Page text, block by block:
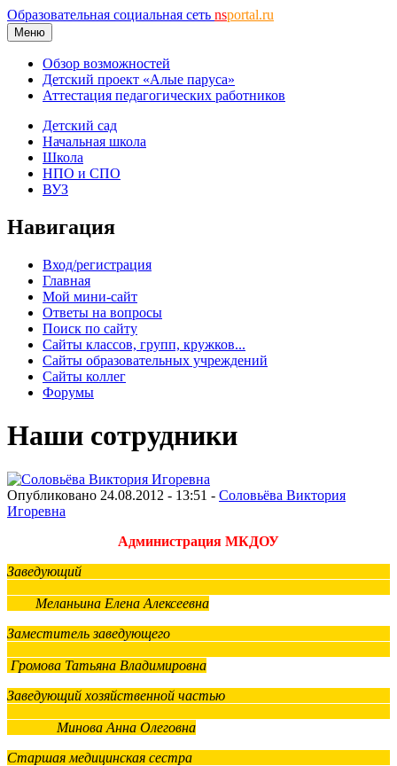
Образовательная социальная сеть nsportal.ru
Меню
Обзор возможностей
Детский проект «Алые паруса»
Аттестация педагогических работников
Детский сад
Начальная школа
Школа
НПО и СПО
ВУЗ
Навигация
Вход/регистрация
Главная
Мой мини-сайт
Ответы на вопросы
Поиск по сайту
Сайты классов, групп, кружков...
Сайты образовательных учреждений
Сайты коллег
Форумы
Наши сотрудники
Опубликовано 24.08.2012 - 13:51 - Соловьёва Виктория
Игоревна
Администрация МКДОУ
Заведующий
Меланьина Елена Алексеевна
Заместитель заведующего
Громова Татьяна Владимировна
Заведующий хозяйственной частью
Минова Анна Олеговна
Старшая медицинская сестра